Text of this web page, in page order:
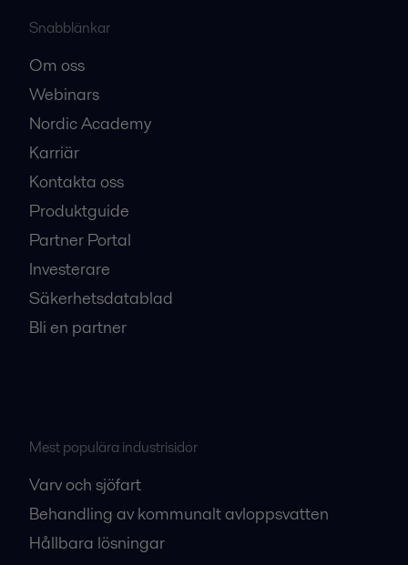
Snabblänkar
Om oss
Webinars
Nordic Academy
Karriär
Kontakta oss
Produktguide
Partner Portal
Investerare
Säkerhetsdatablad
Bli en partner
Mest populära industrisidor
Varv och sjöfart
Behandling av kommunalt avloppsvatten
Hållbara lösningar